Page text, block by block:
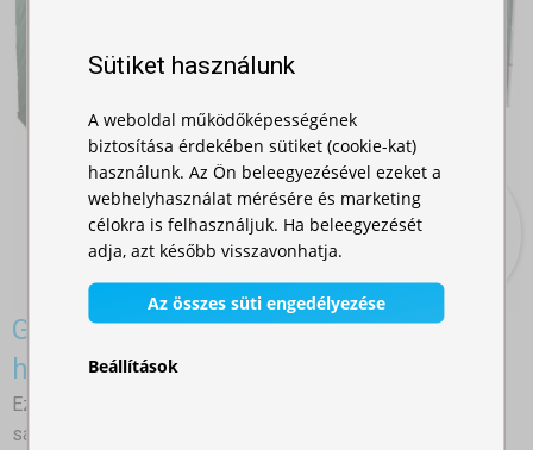
Gyorsan összecsukható sátor 3x6 m -
hexagonális alumínium
Ez egy robusztus rendezvénysátor - összecsukható
sátorvázzal. Esztétikus, könnyen felállítható és
Sütiket használunk
A weboldal működőképességének
biztosítása érdekében sütiket (cookie-kat)
használunk. Az Ön beleegyezésével ezeket a
webhelyhasználat mérésére és marketing
célokra is felhasználjuk. Ha beleegyezését
adja, azt később visszavonhatja.
Az összes süti engedélyezése
Beállítások